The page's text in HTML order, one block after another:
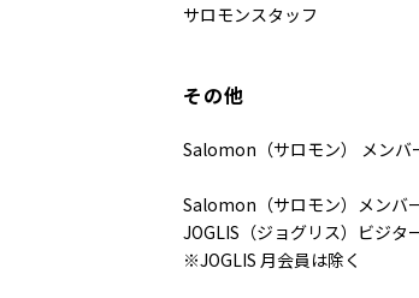
サロモンスタッフ
その他
Salomon（サロモン） メンバ
Salomon（サロモン）メンバ
JOGLIS（ジョグリス）ビジ
※JOGLIS 月会員は除く